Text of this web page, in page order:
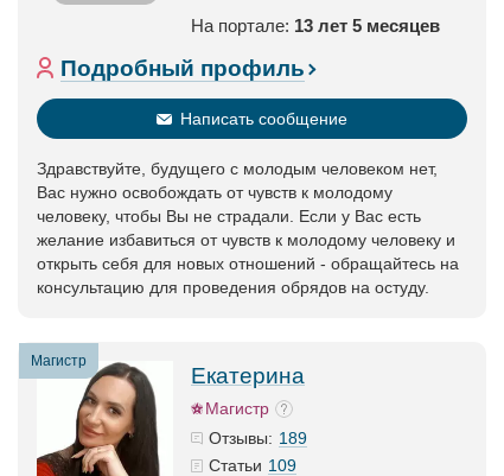
На портале: 13 лет 5 месяцев
Подробный профиль
Написать сообщение
Здравствуйте, будущего с молодым человеком нет,
Вас нужно освобождать от чувств к молодому
человеку, чтобы Вы не страдали. Если у Вас есть
желание избавиться от чувств к молодому человеку и
открыть себя для новых отношений - обращайтесь на
консультацию для проведения обрядов на остуду.
Магистр
Екатерина
Магистр
Отзывы: 189
Статьи 109